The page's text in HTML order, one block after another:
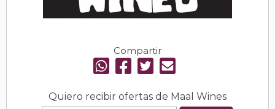
Compartir
Quiero recibir ofertas de Maal Wines